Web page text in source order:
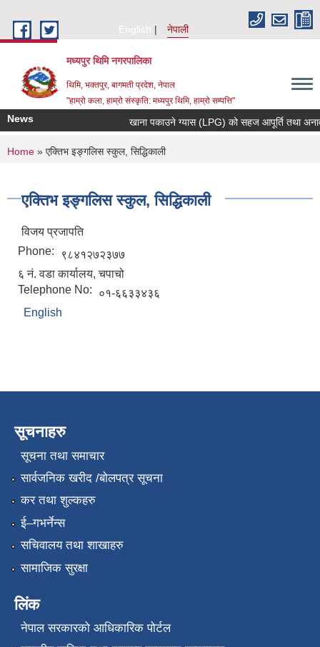
English
नेपाली
मध्यपुर थिमि नगरपालिका
थिमि, भक्तपुर, बागमती प्रदेश, नेपाल
"हाम्रो कला, हाम्रो संस्कृति: मध्यपुर थिमि, हाम्रो सम्पत्ति"
News खाना पकाउने ग्यास (LPG) को सहज आपूर्ति तथा
You are here
Home » एक्तिभ इङ्गलिस स्कुल, सिद्धिकाली
एक्तिभ इङ्गलिस स्कुल, सिद्धिकाली
विजय प्रजापति
Phone:
९८४१२७२३७७
६ नं. वडा कार्यालय, चपाचो
Telephone No:
०१-६६३३४३६
English
सूचनाहरु
सूचना तथा समाचार
सार्वजनिक खरीद /बोलपत्र सूचना
कर तथा शुल्कहरु
ई–गभर्नेन्स
सचिवालय तथा शाखाहरु
सामाजिक सुरक्षा
लिंक
नेपाल सरकारको आधिकारिक पोर्टल